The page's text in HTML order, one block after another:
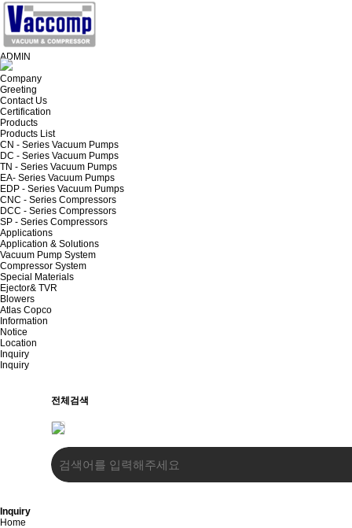
ADMIN
Company
Greeting
Contact Us
Certification
Products
Products List
CN - Series Vacuum Pumps
DC - Series Vacuum Pumps
TN - Series Vacuum Pumps
EA- Series Vacuum Pumps
EDP - Series Vacuum Pumps
CNC - Series Compressors
DCC - Series Compressors
SP - Series Compressors
Applications
Application & Solutions
Vacuum Pump System
Compressor System
Special Materials
Ejector& TVR
Blowers
Atlas Copco
Information
Notice
Location
Inquiry
Inquiry
전체검색
Inquiry
Home